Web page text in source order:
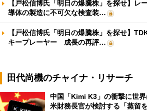
【戸松信博氏「明日の爆騰株」を探せ】レ
導体の製造に不可欠な検査装…
【戸松信博氏「明日の爆騰株」を探せ】
キープレーヤー 成長の再評…
田代尚機のチャイナ・リサーチ
中国「Kimi K3」の衝撃に世
米財務長官が検討する「蒸留